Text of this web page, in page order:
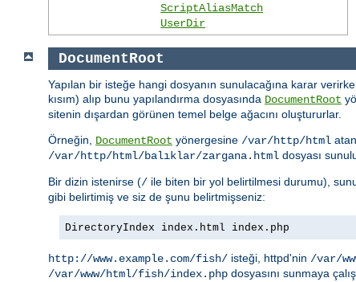
ScriptAliasMatch
UserDir
DocumentRoot
Yapılan bir isteğe hangi dosyanın sunulacağına karar
kısım) alıp bunu yapılandırma dosyasında DocumentRoot
sitenin dışardan görünen temel belge ağacını oluştururlar.
Örneğin, DocumentRoot yönergesine /var/http/html
/var/http/html/balıklar/zargana.html dosyası
Bir dizin istenirse (/ ile biten bir yol belirtilmesi durumu),
gibi belirtimiş ve siz de şunu belirtmişseniz:
DirectoryIndex index.html index.php
http://www.example.com/fish/ isteği, httpd'nin /var/
/var/www/html/fish/index.php dosyasını sunmaya